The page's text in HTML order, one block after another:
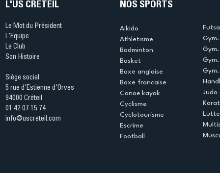
L'US CRÉTEIL
Le Mot du Président
L'Equipe
Le Club
Son Histoire
Siège social
5 rue d'Estienne d'Orves
94000 Créteil
01 42 07 15 74
info@uscreteil.com
NOS SPORTS
Aikido
Athletisme
Badminton
Basket
Boxe anglaise
Boxe francaise
Canoë kayak
Cyclisme
Cyclotourisme
Escrime
Football
Judo
Lutte